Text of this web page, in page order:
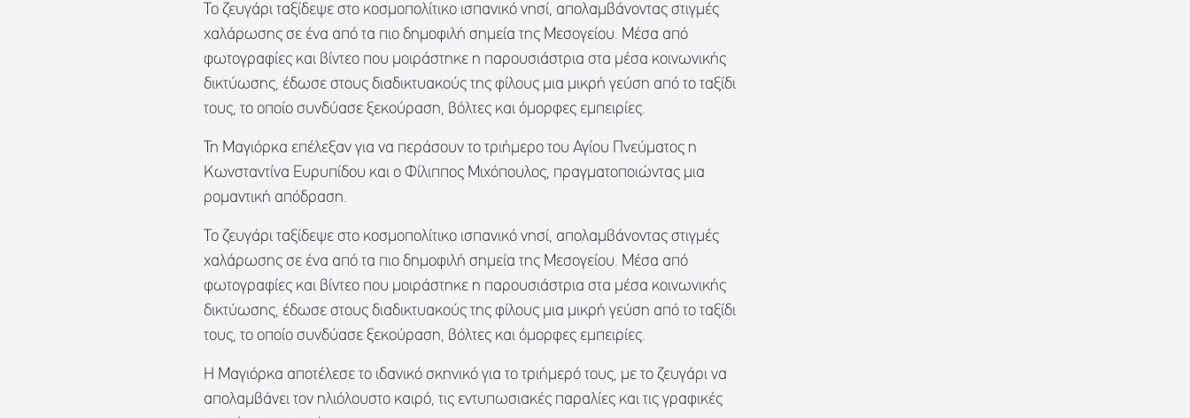
Το ζευγάρι ταξίδεψε στο κοσμοπολίτικο ισπανικό νησί, απολαμβάνοντας στιγμές
χαλάρωσης σε ένα από τα πιο δημοφιλή σημεία της Μεσογείου. Μέσα από
φωτογραφίες και βίντεο που μοιράστηκε η παρουσιάστρια στα μέσα κοινωνικής
δικτύωσης, έδωσε στους διαδικτυακούς της φίλους μια μικρή γεύση από το ταξίδι
τους, το οποίο συνδύασε ξεκούραση, βόλτες και όμορφες εμπειρίες.
Τη Μαγιόρκα επέλεξαν για να περάσουν το τριήμερο του Αγίου Πνεύματος η
Κωνσταντίνα Ευρυπίδου και ο Φίλιππος Μιχόπουλος, πραγματοποιώντας μια
ρομαντική απόδραση.
Το ζευγάρι ταξίδεψε στο κοσμοπολίτικο ισπανικό νησί, απολαμβάνοντας στιγμές
χαλάρωσης σε ένα από τα πιο δημοφιλή σημεία της Μεσογείου. Μέσα από
φωτογραφίες και βίντεο που μοιράστηκε η παρουσιάστρια στα μέσα κοινωνικής
δικτύωσης, έδωσε στους διαδικτυακούς της φίλους μια μικρή γεύση από το ταξίδι
τους, το οποίο συνδύασε ξεκούραση, βόλτες και όμορφες εμπειρίες.
Η Μαγιόρκα αποτέλεσε το ιδανικό σκηνικό για το τριήμερό τους, με το ζευγάρι να
απολαμβάνει τον ηλιόλουστο καιρό, τις εντυπωσιακές παραλίες και τις γραφικές